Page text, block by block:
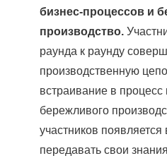
бизнес-процессов и
производство.
раунда к раунду
производственную
встраивание в
бережливого
участников
передавать свои